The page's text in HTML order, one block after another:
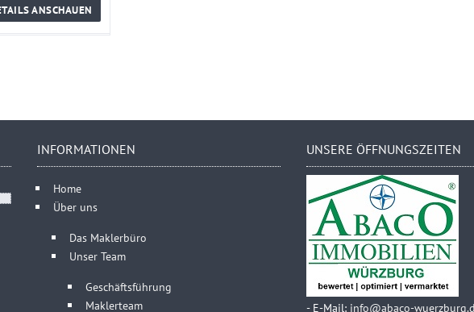
ANSCHAUEN
INFORMATIONEN
Home
Über uns
Das Maklerbüro
Unser Team
Geschäftsführung
Maklerteam
UNSERE ÖFFNUNGSZEITEN
- E-Mail: info@abaco-